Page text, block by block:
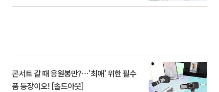
콘서트 갈 때 응원봉만?⋯'최애' 위한 필수
품 등장이오! [솔드아웃]